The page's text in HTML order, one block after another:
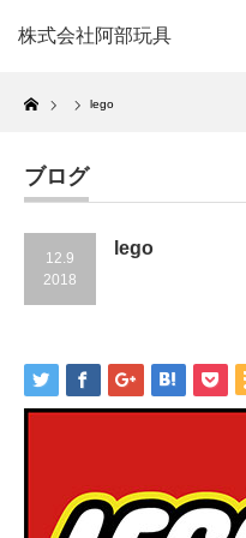
株式会社阿部玩具
Home
lego
ブログ
12.9
2018
lego